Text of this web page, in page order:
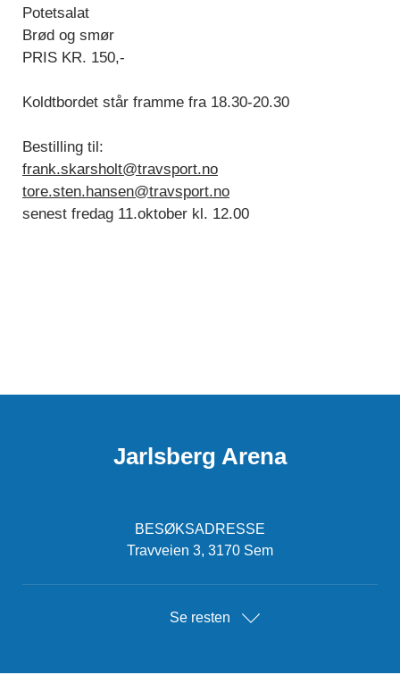
Potetsalat
Brød og smør
PRIS KR. 150,-
Koldtbordet står framme fra 18.30-20.30
Bestilling til:
frank.skarsholt@travsport.no
tore.sten.hansen@travsport.no
senest fredag 11.oktober kl. 12.00
Jarlsberg Arena
BESØKSADRESSE
Travveien 3, 3170 Sem
Se resten